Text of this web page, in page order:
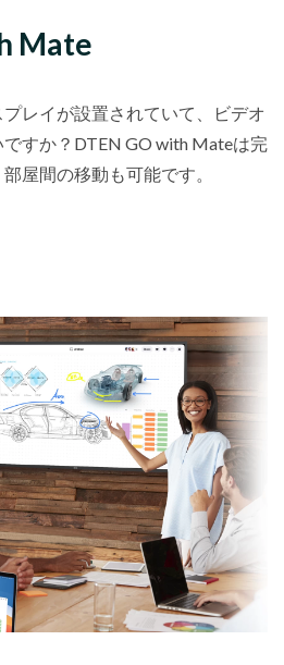
Mate
レイが設置されていて、ビデオ
すか？DTEN GO with Mateは完
屋間の移動も可能です。